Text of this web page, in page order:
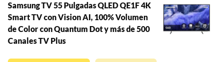
Samsung TV 55 Pulgadas QLED QE1F 4K
Smart TV con Vision AI, 100% Volumen
de Color con Quantum Dot y más de 500
Canales TV Plus